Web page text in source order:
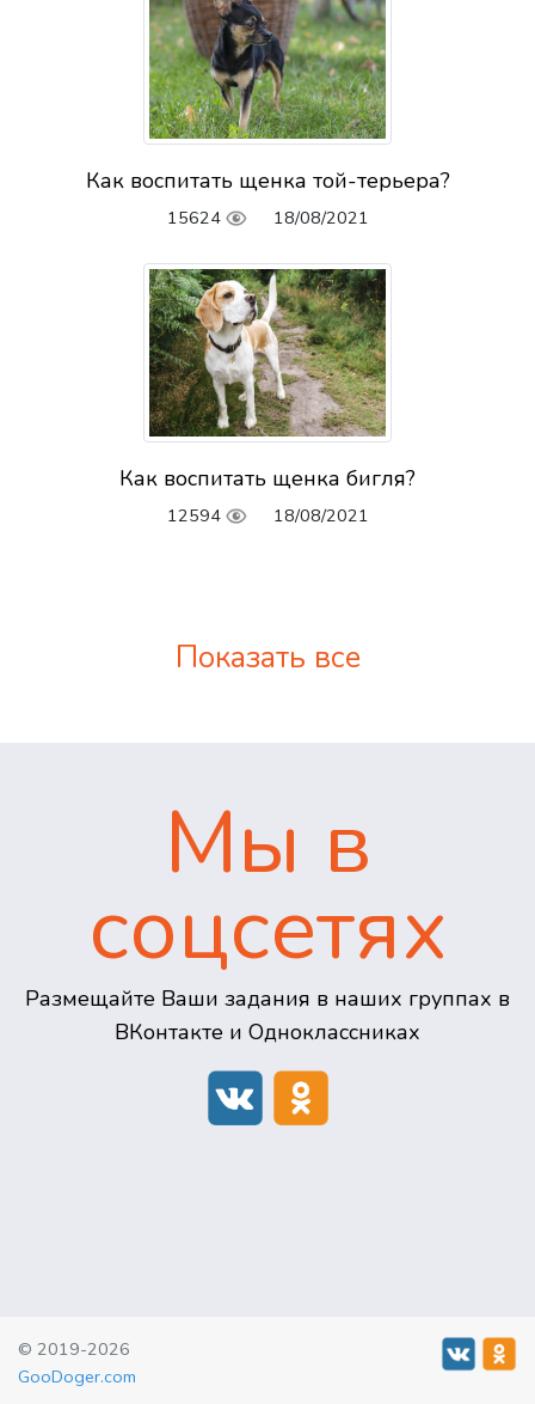
Как воспитать щенка той-терьера?
15624 18/08/2021
Как воспитать щенка бигля?
12594 18/08/2021
Показать все
Мы в
соцсетях
Размещайте Ваши задания в наших группах в
ВКонтакте и Одноклассниках
© 2019-2026
GooDoger.com